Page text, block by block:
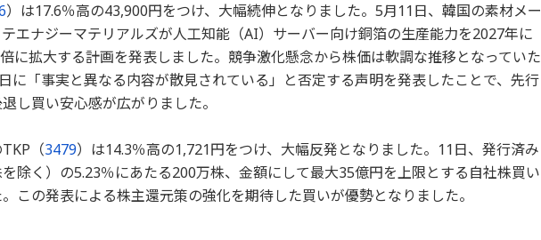
）は17.6％高の43,900円をつけ、大幅続伸となりました。5月11日、韓国の素材メー
エナジーマテリアルズが人工知能（AI）サーバー向け銅箔の生産能力を2027年に
に拡大する計画を発表しました。競争激化懸念から株価は軟調な推移となっていた
に「事実と異なる内容が散見されている」と否定する声明を発表したことで、先行
し買い安心感が広がりました。
（3479）は14.3％高の1,721円をつけ、大幅反発となりました。11日、発行済み
除く）の5.23％にあたる200万株、金額にして最大35億円を上限とする自社株買い
この発表による株主還元策の強化を期待した買いが優勢となりました。